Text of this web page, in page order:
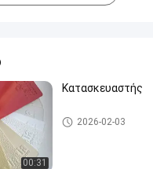
00:31
Κατασκευαστής
Θερμοστεκτική
σκόνης
2026-02-03